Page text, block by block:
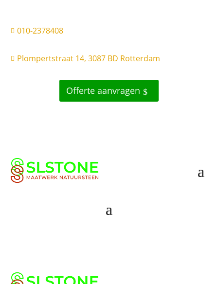
 010-2378408
 Plompertstraat 14, 3087 BD Rotterdam
Offerte aanvragen